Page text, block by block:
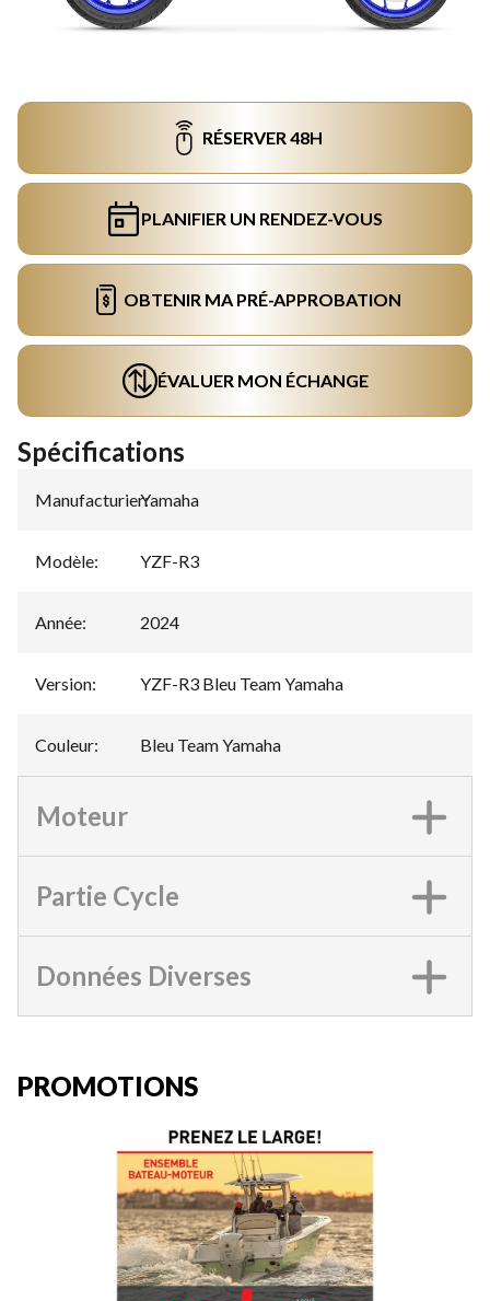
RÉSERVER 48H
PLANIFIER UN RENDEZ-VOUS
OBTENIR MA PRÉ-APPROBATION
ÉVALUER MON ÉCHANGE
Spécifications
Manufacturier:
Yamaha
Modèle: YZF-R3
Année: 2024
Version: YZF-R3 Bleu Team Yamaha
Couleur: Bleu Team Yamaha
Moteur
Partie Cycle
Données Diverses
PROMOTIONS